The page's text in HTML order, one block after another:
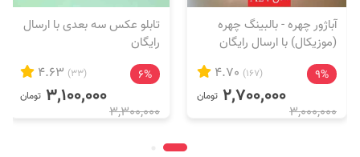
آباژور چهره - بالبینگ چهره
(موزیکال) با ارسال رایگان
9%
(167)
تومان
3,000,000
تابلو عکس سه بعدی با ارسال
رایگان
6%
(33)
تومان
3,300,000